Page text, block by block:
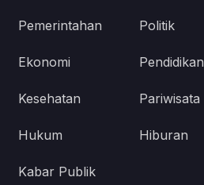
Pemerintahan Politik
Ekonomi Pendidikan
Kesehatan Pariwisata
Hukum Hiburan
Kabar Publik